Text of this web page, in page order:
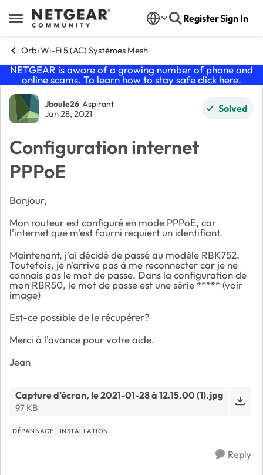
Open Side Menu
Skip to content RegisterSign In
Orbi Wi-Fi 5 (AC) Systèmes Mesh
NETGEAR is aware of a growing number of phone and
online scams. To learn how to stay safe click here.
Forum Discussion
Jboule26 Aspirant
Jan 28, 2021 Solved
Configuration internet
PPPoE
Bonjour,
Mon routeur est configuré en mode PPPoE, car
l'internet que m'est fourni requiert un identifiant.
Maintenant, j'ai décidé de passé au modèle RBK752.
Toutefois, je n'arrive pas à me reconnecter car je ne
connais pas le mot de passe. Dans la configuration de
mon RBR50, le mot de passe est une série ***** (voir
image)
Est-ce possible de le récupérer?
Merci à l'avance pour votre aide.
Jean
Capture d’écran, le 2021-01-28 à 12.15.00 (1).jpg
97 KB
DÉPANNAGE INSTALLATION
Reply